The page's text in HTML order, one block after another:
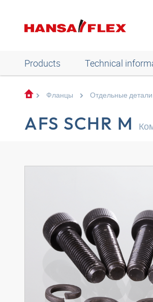
Products Technical
Фланцы Отдельные детали
AFS SCHR M